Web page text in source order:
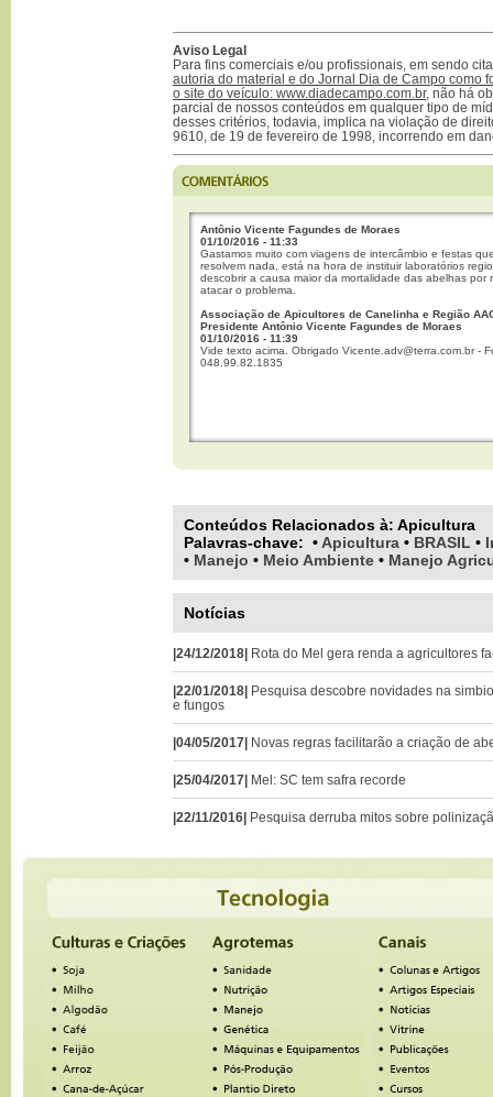
Aviso Legal
Para fins comerciais e/ou profissionais, em sendo
autoria do material e do Jornal Dia de Campo como
o site do veículo: www.diadecampo.com.br, não há
parcial de nossos conteúdos em qualquer tipo de
desses critérios, todavia, implica na violação de
9610, de 19 de fevereiro de 1998, incorrendo em
Antônio Vicente Fagundes de Moraes
01/10/2016 - 11:33
Gastamos muito com viagens de intercâmbio e festas
resolvem nada, está na hora de instituir laboratórios
descobrir a causa maior da mortalidade das abelhas por
atacar o problema.
Associação de Apicultores de Canelinha e Região
Presidente Antônio Vicente Fagundes de Moraes
01/10/2016 - 11:39
Vide texto acima. Obrigado Vicente.adv@terra.com.br -
048.99.82.1835
Conteúdos Relacionados à: Apicultura
Palavras-chave: • Apicultura • BRASIL •
• Manejo • Meio Ambiente • Manejo
Notícias
|24/12/2018| Rota do Mel gera renda a agricultores
|22/01/2018| Pesquisa descobre novidades na
e fungos
|04/05/2017| Novas regras facilitarão a criação de
|25/04/2017| Mel: SC tem safra recorde
|22/11/2016| Pesquisa derruba mitos sobre